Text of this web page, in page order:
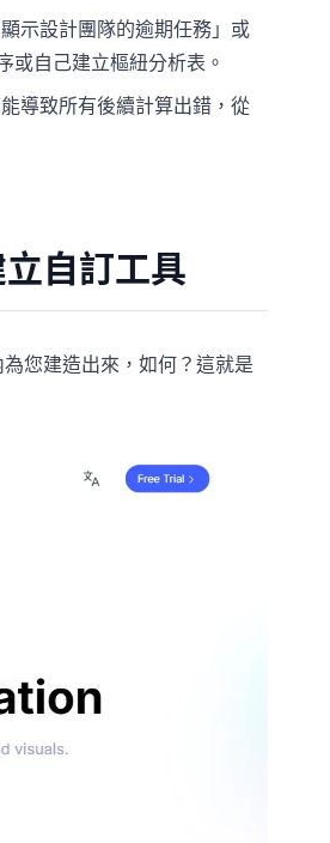
示設計團隊的逾期任務」或
或自己建立樞紐分析表。
導致所有後續計算出錯，從
自訂工具
您建造出來，如何？這就是